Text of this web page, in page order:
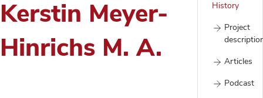
History
Project
Articles
Podcast
Kerstin Meyer-
Hinrichs M. A.